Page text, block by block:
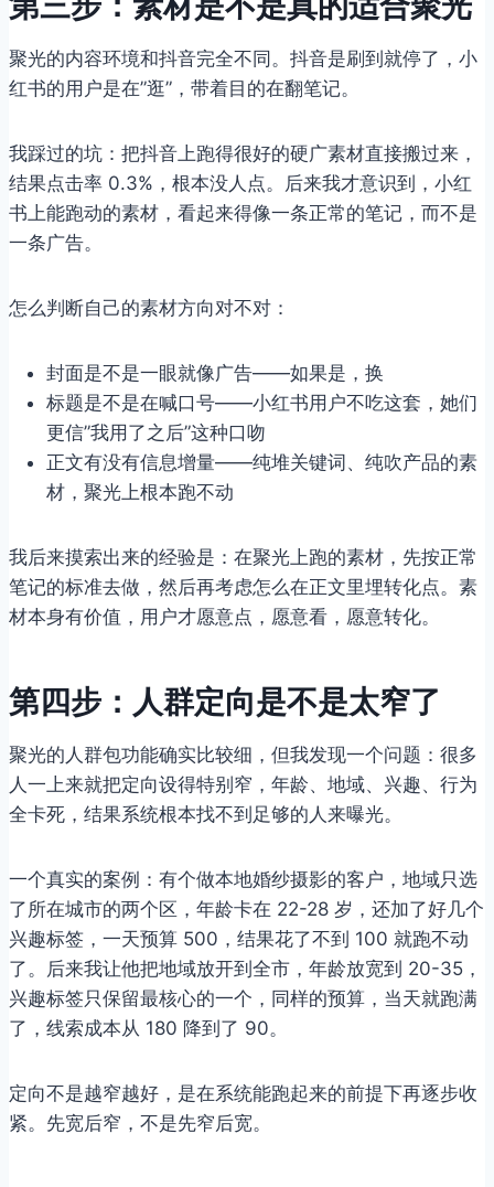
聚光的内容环境和抖音完全不同。抖音是刷到就停了，小
红书的用户是在”逛”，带着目的在翻笔记。
我踩过的坑：把抖音上跑得很好的硬广素材直接搬过来，
结果点击率 0.3%，根本没人点。后来我才意识到，小红
书上能跑动的素材，看起来得像一条正常的笔记，而不是
一条广告。
怎么判断自己的素材方向对不对：
封面是不是一眼就像广告——如果是，换
标题是不是在喊口号——小红书用户不吃这套，她们
更信”我用了之后”这种口吻
正文有没有信息增量——纯堆关键词、纯吹产品的素
材，聚光上根本跑不动
我后来摸索出来的经验是：在聚光上跑的素材，先按正常
笔记的标准去做，然后再考虑怎么在正文里埋转化点。素
材本身有价值，用户才愿意点，愿意看，愿意转化。
第四步：人群定向是不是太窄了
聚光的人群包功能确实比较细，但我发现一个问题：很多
人一上来就把定向设得特别窄，年龄、地域、兴趣、行为
全卡死，结果系统根本找不到足够的人来曝光。
一个真实的案例：有个做本地婚纱摄影的客户，地域只选
了所在城市的两个区，年龄卡在 22-28 岁，还加了好几个
兴趣标签，一天预算 500，结果花了不到 100 就跑不动
了。后来我让他把地域放开到全市，年龄放宽到 20-35，
兴趣标签只保留最核心的一个，同样的预算，当天就跑满
了，线索成本从 180 降到了 90。
定向不是越窄越好，是在系统能跑起来的前提下再逐步收
紧。先宽后窄，不是先窄后宽。